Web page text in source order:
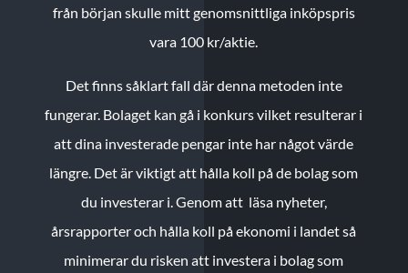
från början skulle mitt genomsnittliga inköpspris
vara 100 kr/aktie.
Det finns såklart fall där denna metoden inte
fungerar. Bolaget kan gå i konkurs vilket resulterar i
att dina investerade pengar inte har något värde
längre. Det är viktigt att hålla koll på de bolag som
du investerar i. Genom att läsa nyheter,
årsrapporter och hålla koll på ekonomi i landet så
minimerar du risken att investera i bolag som